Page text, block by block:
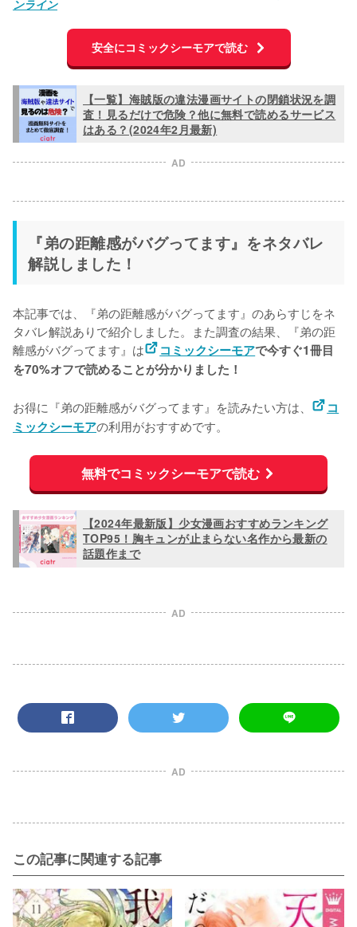
ンライン
安全にコミックシーモアで読む
【一覧】海賊版の違法漫画サイトの閉鎖状況を調
査！見るだけで危険？他に無料で読めるサービス
はある？(2024年2月最新)
AD
『弟の距離感がバグってます』をネタバレ
解説しました！
本記事では、『弟の距離感がバグってます』のあらすじをネ
タバレ解説ありで紹介しました。また調査の結果、『弟の距
離感がバグってます』は
コミックシーモアで今すぐ1冊目
を70%オフで読めることが分かりました！
お得に『弟の距離感がバグってます』を読みたい方は、
コ
ミックシーモアの利用がおすすめです。
無料でコミックシーモアで読む
【2024年最新版】少女漫画おすすめランキング
TOP95！胸キュンが止まらない名作から最新の
話題作まで
AD
AD
この記事に関連する記事